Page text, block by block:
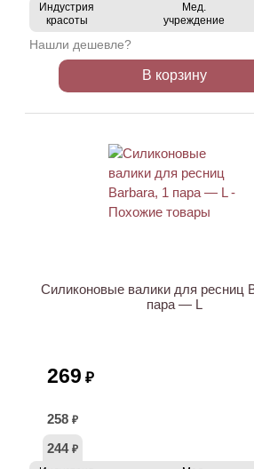
Индустрия
красоты
Мед.
учреждение
Нашли дешевле?
В корзину
Силиконовые валики для ресниц
пара — L
269 ₽
258 ₽
244 ₽